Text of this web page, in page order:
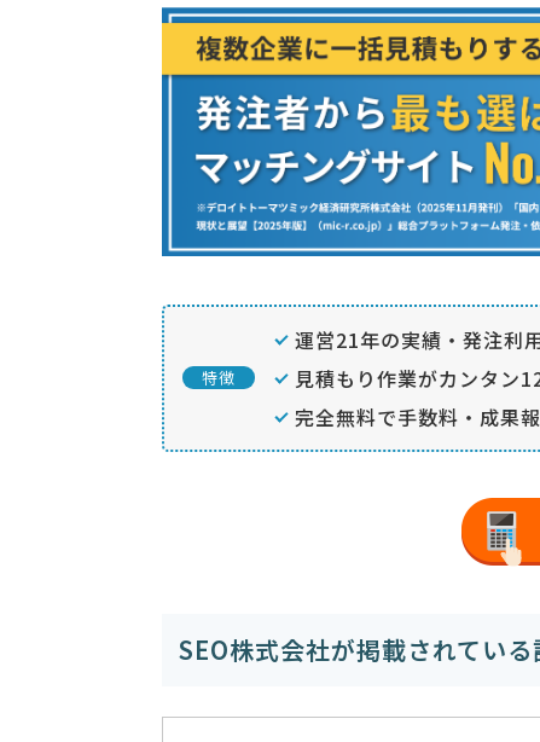
特徴
運営21年の実績・発注利
見積もり作業がカンタン
完全無料で手数料・成果
SEO株式会社が掲載されてい